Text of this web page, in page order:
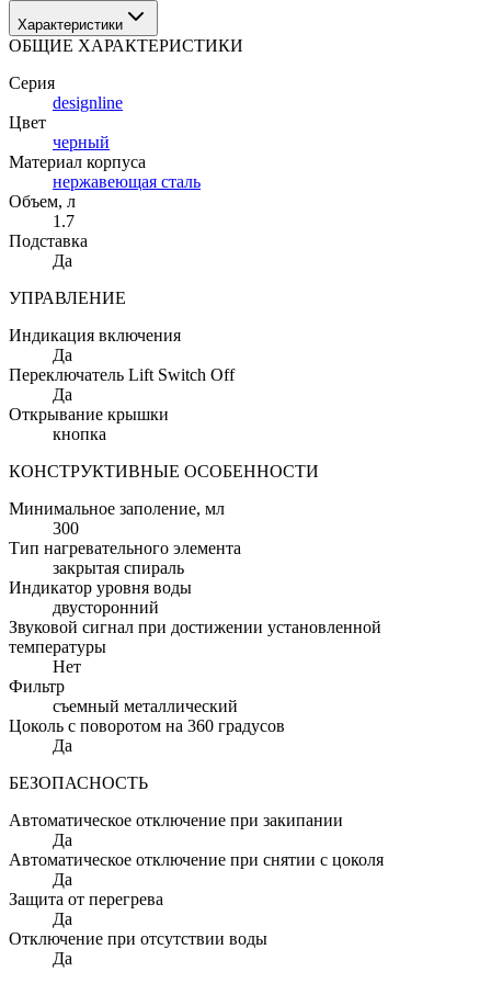
Характеристики
ОБЩИЕ ХАРАКТЕРИСТИКИ
Серия
designline
Цвет
черный
Материал корпуса
нержавеющая сталь
Объем, л
1.7
Подставка
Да
УПРАВЛЕНИЕ
Индикация включения
Да
Переключатель Lift Switch Off
Да
Открывание крышки
кнопка
КОНСТРУКТИВНЫЕ ОСОБЕННОСТИ
Минимальное заполение, мл
300
Тип нагревательного элемента
закрытая спираль
Индикатор уровня воды
двусторонний
Звуковой сигнал при достижении установленной
температуры
Нет
Фильтр
съемный металлический
Цоколь с поворотом на 360 градусов
Да
БЕЗОПАСНОСТЬ
Автоматическое отключение при закипании
Да
Автоматическое отключение при снятии с цоколя
Да
Защита от перегрева
Да
Отключение при отсутствии воды
Да